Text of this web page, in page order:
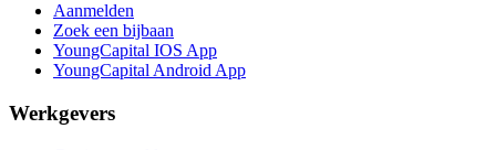
Aanmelden
Zoek een bijbaan
YoungCapital IOS App
YoungCapital Android App
Werkgevers